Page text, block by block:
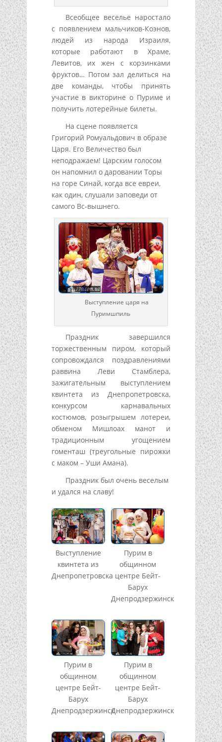
Всеобщее веселье наростало
с появлением мальчиков-Коэнов,
людей из народа Израиля,
которые работают в Храме,
Левитов, их жен с корзинками
фруктов… Потом зал делиться на
две команды, чтобы принять
участие в викторине о Пуриме и
получить лотерейные билеты.
На сцене появляется
Григорий Ромуальдович в образе
Царя. Его Величество был
неподражаем! Царским голосом
он напомнил о даровании Торы
на горе Синай, когда все евреи,
как один, слушали заповеди от
самого Вс-вышнего.
Выступление царя на
Пуримшпиль
Праздник завершился
торжественным пиром, который
сопровождался поздравлениями
раввина Леви Стамблера,
зажигательным выступлением
квинтета из Днепропетровска,
конкурсом карнавальных
костюмов, розыгрышем лотереи,
обменом Мишлоах манот и
традиционным угощением
гоменташ (треугольные пирожки
с маком – Уши Амана).
Праздник был очень веселым
и удался на славу!
Выступление
квинтета из
Днепропетровска
Пурим в
общинном
центре Бейт-
Барух
Днепродзержинск
Пурим в
общинном
центре Бейт-
Барух
Днепродзержинск
Пурим в
общинном
центре Бейт-
Барух
Днепродзержинск